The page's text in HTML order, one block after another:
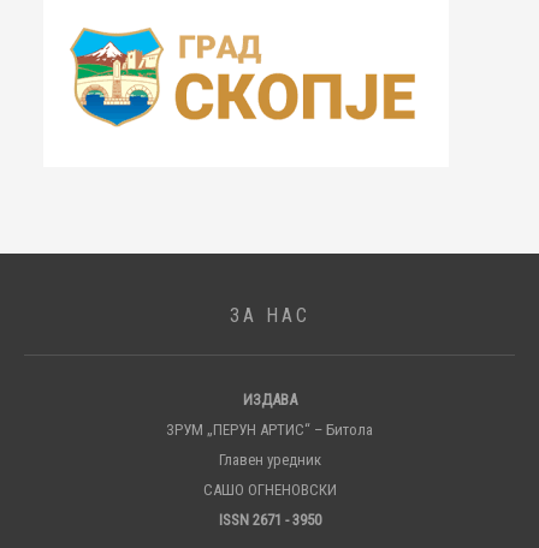
ЗА НАС
ИЗДАВА
ЗРУМ „ПЕРУН АРТИС“ – Битола
Главен уредник
САШО ОГНЕНОВСКИ
ISSN 2671 - 3950